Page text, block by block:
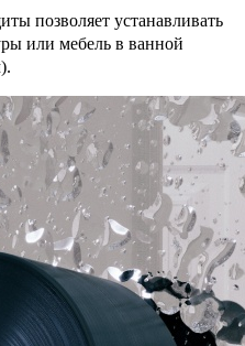
позволяет устанавливать
или мебель в ванной